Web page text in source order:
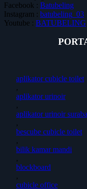
Facebook : Batubeling
Instagram : batubeling_03
Youtube : BATUBELING
aplikator cubicle toilet
,
aplikator urinoir
,
aplikator urinoir
,
bescube cubicle toilet
,
bilik kamar mandi
,
blockboard
,
cubicle office